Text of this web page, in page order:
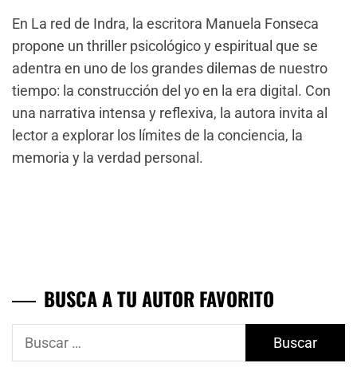
En La red de Indra, la escritora Manuela Fonseca
propone un thriller psicológico y espiritual que se
adentra en uno de los grandes dilemas de nuestro
tiempo: la construcción del yo en la era digital. Con
una narrativa intensa y reflexiva, la autora invita al
lector a explorar los límites de la conciencia, la
memoria y la verdad personal.
BUSCA A TU AUTOR FAVORITO
Buscar: